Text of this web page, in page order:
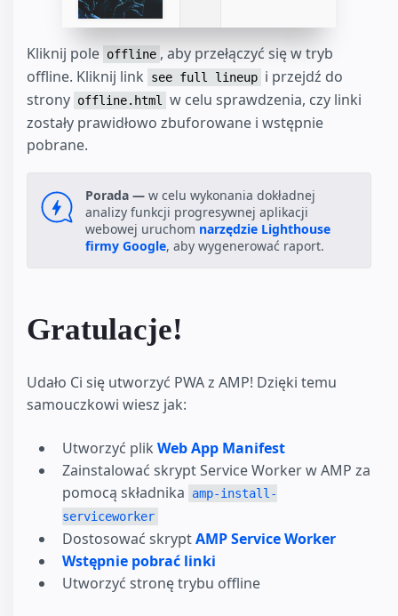
Kliknij pole offline , aby przełączyć się w tryb
offline. Kliknij link
see full lineup i przejdź do
strony offline.html w celu sprawdzenia, czy linki
zostały prawidłowo zbuforowane i wstępnie
pobrane.
Porada — w celu wykonania dokładnej
analizy funkcji progresywnej aplikacji
webowej uruchom narzędzie Lighthouse
firmy Google, aby wygenerować raport.
Gratulacje!
Udało Ci się utworzyć PWA z AMP! Dzięki temu
samouczkowi wiesz jak:
Utworzyć plik Web App Manifest
Zainstalować skrypt Service Worker w AMP za
pomocą składnika
amp-install-
serviceworker
Dostosować skryptAMP Service Worker
Wstępnie pobrać linki
Utworzyć stronę trybu offline